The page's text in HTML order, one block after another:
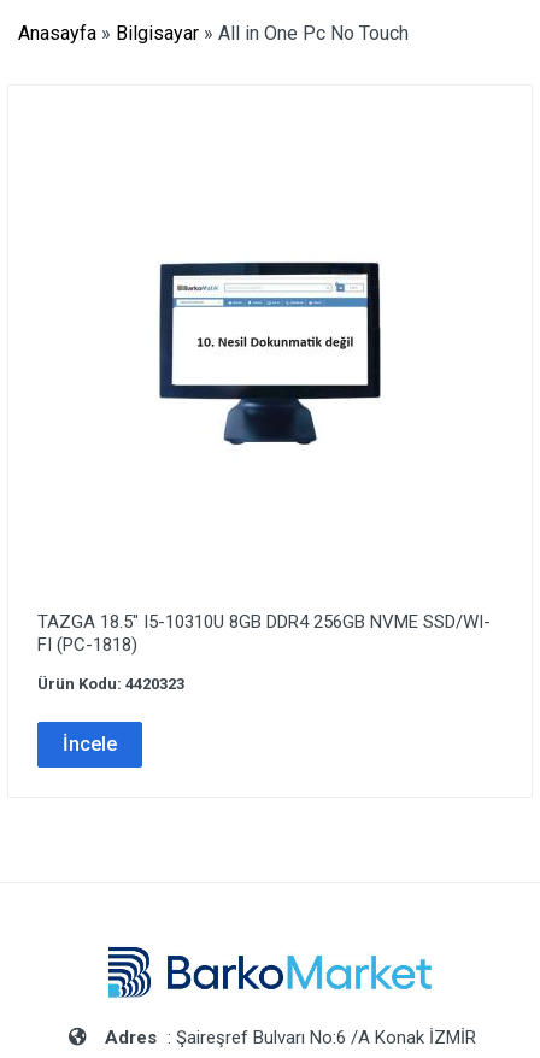
Anasayfa » Bilgisayar » All in One Pc No Touch
TAZGA 18.5″ I5-10310U 8GB DDR4 256GB NVME SSD/WI-
FI (PC-1818)
Ürün Kodu: 4420323
İncele
Adres : Şaireşref Bulvarı No:6 /A Konak İZMİR